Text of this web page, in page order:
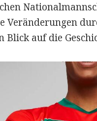
Veränderungen
Blick auf die